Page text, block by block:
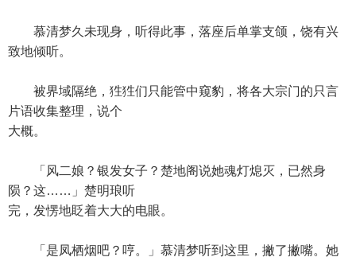
慕清梦久未现身，听得此事，落座后单掌支颌，饶有兴
致地倾听。
被界域隔绝，狌狌们只能管中窥豹，将各大宗门的只言
片语收集整理，说个
大概。
「风二娘？银发女子？楚地阁说她魂灯熄灭，已然身
陨？这……」楚明琅听
完，发愣地眨着大大的电眼。
「是凤栖烟吧？哼。」慕清梦听到这里，撇了撇嘴。她